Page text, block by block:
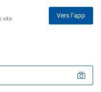
vite Vers l'app